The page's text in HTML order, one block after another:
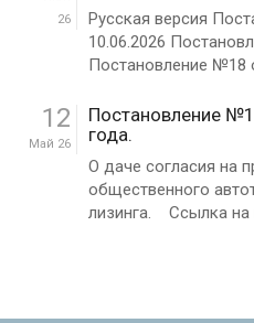
26
Русская версия
10.06.2026
Постановление №18
12
Май 26
Постановление
года.
О даче согласия на
общественного
лизинга. Ссылка на